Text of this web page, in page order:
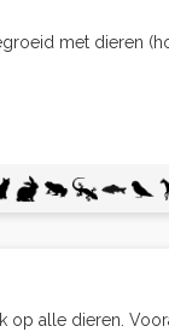
met dieren
op alle dieren.